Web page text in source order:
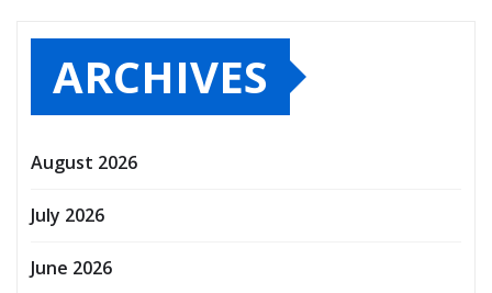
ARCHIVES
August 2026
July 2026
June 2026